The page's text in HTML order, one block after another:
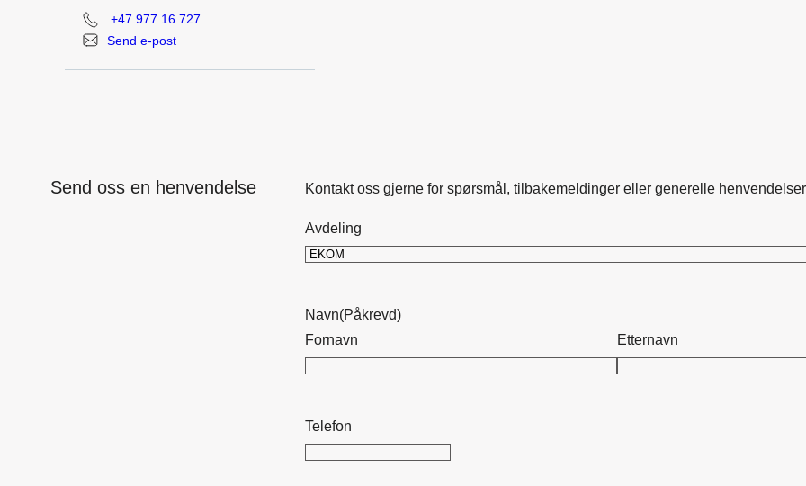
+47 977 16 727
Send e-post
Send oss en henvendelse Kontakt oss gjerne for spørsmål, tilbakemeldinger eller generelle
Avdeling
Navn(Påkrevd)
Fornavn
Etternavn
Telefon